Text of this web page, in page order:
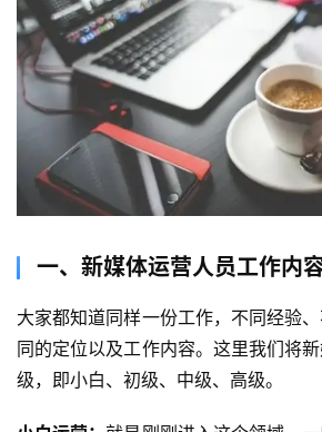
一、新媒体运营人员工作内容
大家都知道同样一份工作，不同经验
同的定位以及工作内容。这里我们将
级，即小白、初级、中级、高级。